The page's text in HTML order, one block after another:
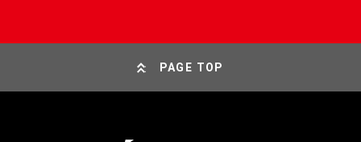
PAGE TOP